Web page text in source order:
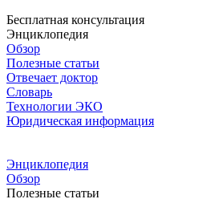
Бесплатная консультация
Энциклопедия
Обзор
Полезные статьи
Отвечает доктор
Словарь
Технологии ЭКО
Юридическая информация
Энциклопедия
Обзор
Полезные статьи